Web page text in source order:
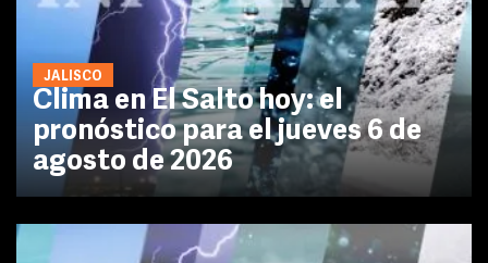
JALISCO
Clima en El Salto hoy: el
pronóstico para el jueves 6 de
agosto de 2026